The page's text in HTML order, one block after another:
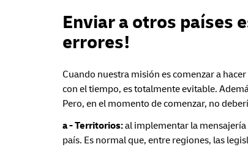
Enviar a otros países
errores!
Cuando nuestra misión es comenzar a
con el tiempo, es totalmente evitable.
Pero, en el momento de comenzar, no
a - Territorios:al implementar la
país. Es normal que, entre regiones, las